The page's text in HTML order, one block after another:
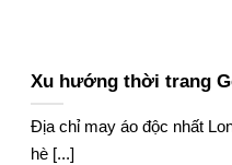
Xu hướng thời trang
Địa chỉ may áo độc nhất
hè [...]